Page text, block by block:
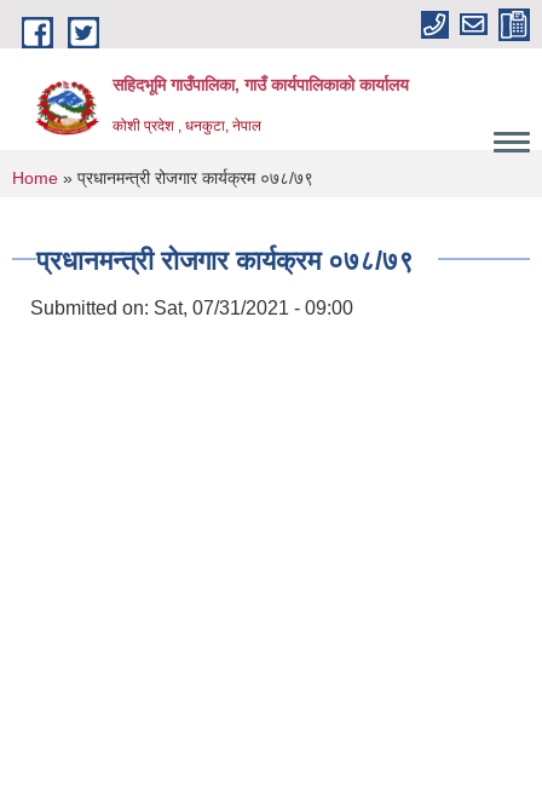
Skip to main content
सहिदभूमि गाउँपालिका, गाउँ कार्यपालिकाको कार्यालय
कोशी प्रदेश , धनकुटा, नेपाल
You are here
Home » प्रधानमन्त्री रोजगार कार्यक्रम ०७८/७९
प्रधानमन्त्री रोजगार कार्यक्रम ०७८/७९
Submitted on: Sat, 07/31/2021 - 09:00